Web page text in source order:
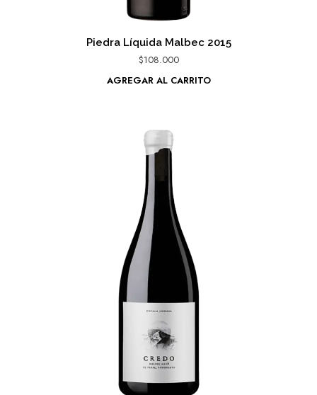
Piedra Líquida Malbec 2015
$108.000
AGREGAR AL CARRITO